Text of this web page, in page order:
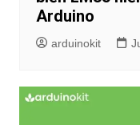
Arduino
arduinokit